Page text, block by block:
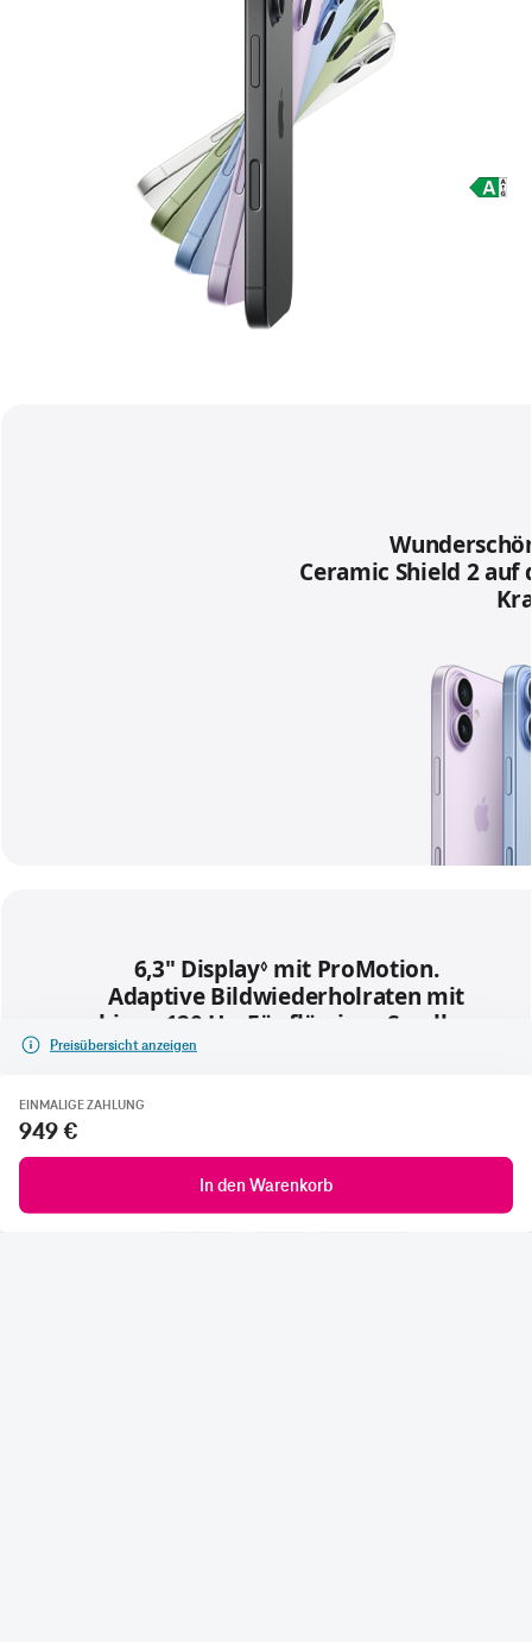
Preisübersicht anzeigen
EINMALIGE ZAHLUNG
949 €
In den Warenkorb